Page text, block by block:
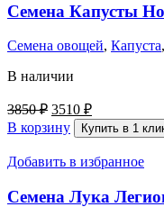
Семена Капусты
Семена овощей, Капуста,
В наличии
3850₽ 3510 ₽
В корзину
Купить в 1
Добавить в избранное
Семена Лука